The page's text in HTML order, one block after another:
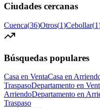
Ciudades cercanas
Cuenca(36)Otros(1)Cebollar(1
Búsquedas populares
Casa en VentaCasa en
TraspasoDepartamento en
ArriendoDepartamento en
Traspaso